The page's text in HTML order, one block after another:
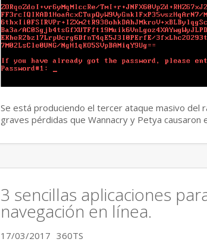
Se está produciendo el tercer ataque masivo del
graves pérdidas que Wannacry y Petya
3 sencillas aplicaciones
navegación en línea.
17/03/2017 360TS